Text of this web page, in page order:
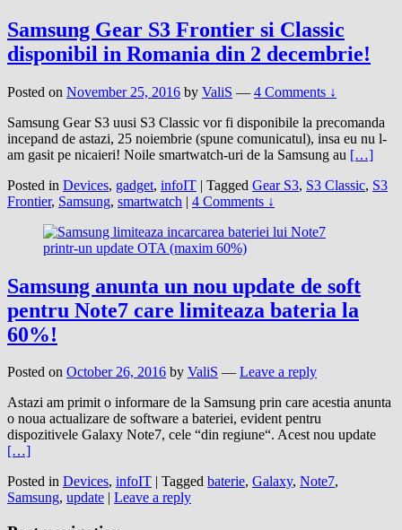
Samsung Gear S3 Frontier si Classic
disponibil in Romania din 2 decembrie!
Posted on November 25, 2016 by ValiS — 4 Comments ↓
Samsung Gear S3 uusi S3 Classic vor fi disponibile la precomanda
incepand de astazi, 25 noiembrie (spune comunicatul), insa eu nu l-
am gasit pe nicaieri! Noile smartwatch-uri de la Samsung au […]
Posted in Devices, gadget, infoIT | Tagged Gear S3, S3 Classic, S3
Frontier, Samsung, smartwatch | 4 Comments ↓
Samsung anunta un nou update de soft
pentru Note7 care limiteaza bateria la
60%!
Posted on October 26, 2016 by ValiS — Leave a reply
Astazi am primit o informare de la Samsung prin care acestia anunta
o noua actualizare de software a bateriei, evident pentru
dispozitivele Galaxy Note7, cele “din regiune“. Acest nou update
[…]
Posted in Devices, infoIT | Tagged baterie, Galaxy, Note7,
Samsung, update | Leave a reply